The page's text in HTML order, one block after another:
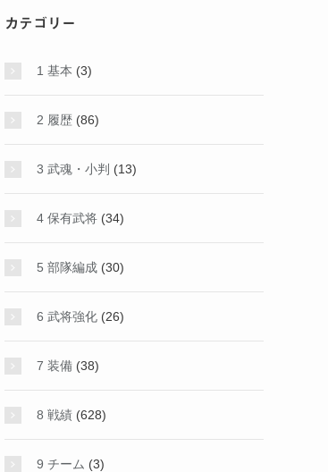
カテゴリー
1 基本 (3)
2 履歴 (86)
3 武魂・小判 (13)
4 保有武将 (34)
5 部隊編成 (30)
6 武将強化 (26)
7 装備 (38)
8 戦績 (628)
9 チーム (3)